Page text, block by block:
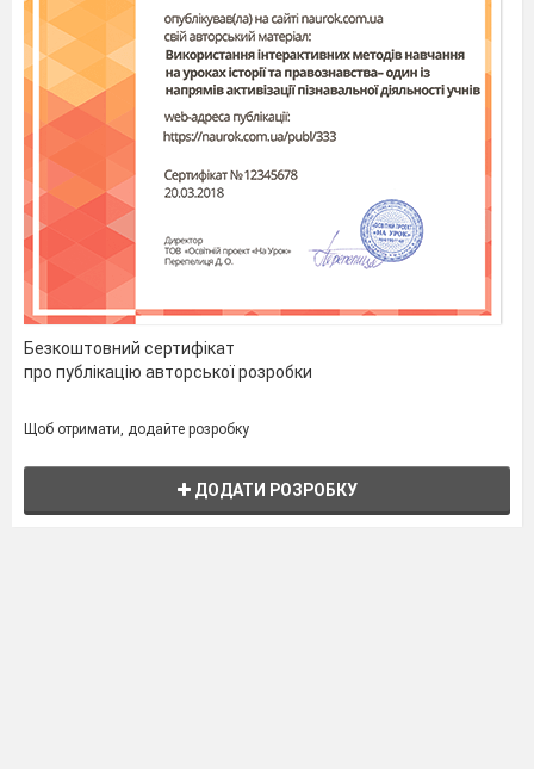
Безкоштовний сертифікат
про публікацію авторської розробки
Щоб отримати, додайте розробку
ДОДАТИ РОЗРОБКУ